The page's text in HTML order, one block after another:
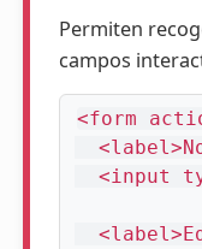
Permiten
campos
<form
  <label>Nombre:</label>
  <input type="text" name="nombre">
  <label>Edad:</label>